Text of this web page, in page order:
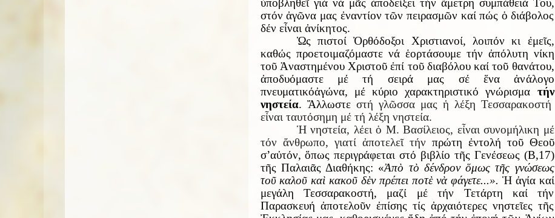
στόν ἀγῶνα μας ἐναντίον τῶν πειρασμῶν καί πώς ὁ διάβολος
δέν εἶναι ἀνίκητος.
Ὡς πιστοί Ὀρθόδοξοι Χριστιανοί, λοιπόν κι ἐμεῖς,
καθώς προετοιμαζόμαστε νά ἑορτάσουμε τήν ἀπόλυτη νίκη
τοῦ Ἀναστημένου Χριστοῦ ἐπί τοῦ διαβόλου καί τοῦ θανάτου,
ἀποδυόμαστε μέ τή σειρά μας σέ ἕνα ἀνάλογο
πνευματικόἀγώνα, μέ κύριο χαρακτηριστικό γνώρισμα τήν
νηστεία. Ἄλλωστε στή γλῶσσα μας ἡ λέξη Τεσσαρακοστή
εἶναι ταυτόσημη μέ τή λέξη νηστεία.
Ἡ νηστεία, λέει ὁ Μ. Βασίλειος, εἶναι συνομήλικη μέ
τόν ἄνθρωπο, γιατί ἀποτελεῖ τήν πρώτη ἐντολή τοῦ Θεοῦ
σ’αὐτόν, ὅπως περιγράφεται στό βιβλίο τῆς Γενέσεως (Β,17)
τῆς Παλαιᾶς Διαθήκης: «Ἀπὸ τὸ δένδρον ὅμως τῆς γνώσεως
τοῦκαλοῦ καὶ κακοῦ δὲν πρέπει ποτὲνὰφάγετε...». Ἡ ἁγία καί
μεγάλη Τεσσαρακοστή, μαζί μέ τήν Τετάρτη καί τήν
Παρασκευή ἀποτελοῦν ἐπίσης τίς ἀρχαιότερες νηστεῖες τῆς